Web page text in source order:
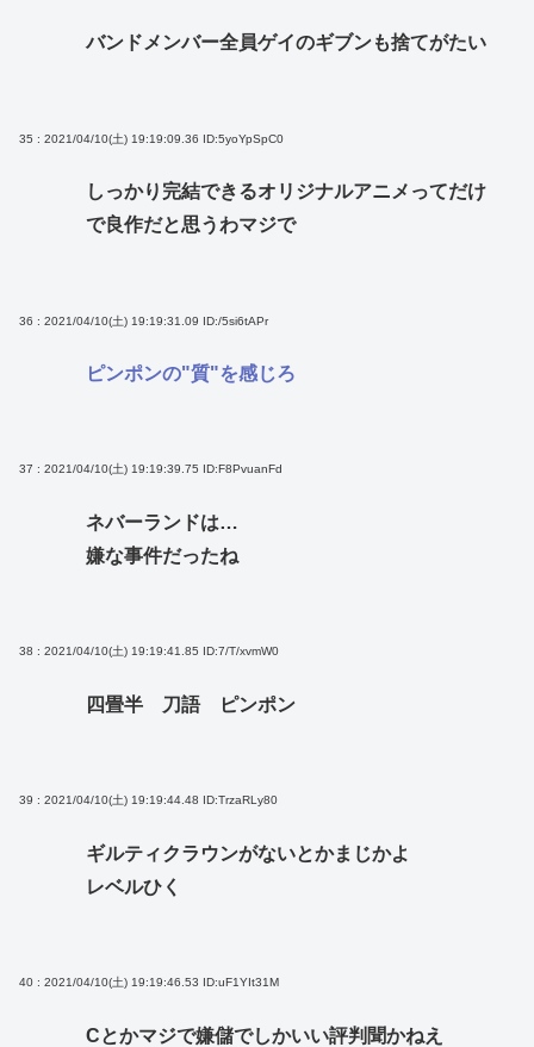
バンドメンバー全員ゲイのギブンも捨てがたい
35 : 2021/04/10(土) 19:19:09.36 ID:5yoYpSpC0
しっかり完結できるオリジナルアニメってだけ
で良作だと思うわマジで
36 : 2021/04/10(土) 19:19:31.09 ID:/5si6tAPr
ピンポンの"質"を感じろ
37 : 2021/04/10(土) 19:19:39.75 ID:F8PvuanFd
ネバーランドは…
嫌な事件だったね
38 : 2021/04/10(土) 19:19:41.85 ID:7/T/xvmW0
四畳半 刀語 ピンポン
39 : 2021/04/10(土) 19:19:44.48 ID:TrzaRLy80
ギルティクラウンがないとかまじかよ
レベルひく
40 : 2021/04/10(土) 19:19:46.53 ID:uF1YIt31M
Cとかマジで嫌儲でしかいい評判聞かねえ